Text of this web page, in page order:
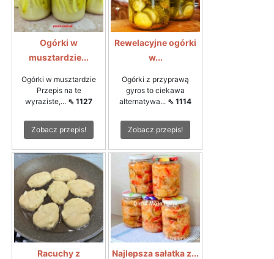
Ogórki w
musztardzie...
Ogórki w musztardzie
Przepis na te
wyraziste,... ⇖ 1127
Zobacz przepis!
Rewelacyjne ogórki
w...
Ogórki z przyprawą
gyros to ciekawa
alternatywa... ⇖ 1114
Zobacz przepis!
Racuchy z
Najlepsza sałatka z...